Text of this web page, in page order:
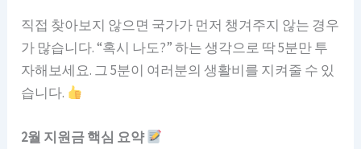
직접 찾아보지 않으면 국가가 먼저 챙겨주지 않는 경우
가 많습니다. “혹시 나도?” 하는 생각으로 딱 5분만 투
자해보세요. 그 5분이 여러분의 생활비를 지켜줄 수 있
습니다.
2월 지원금 핵심 요약